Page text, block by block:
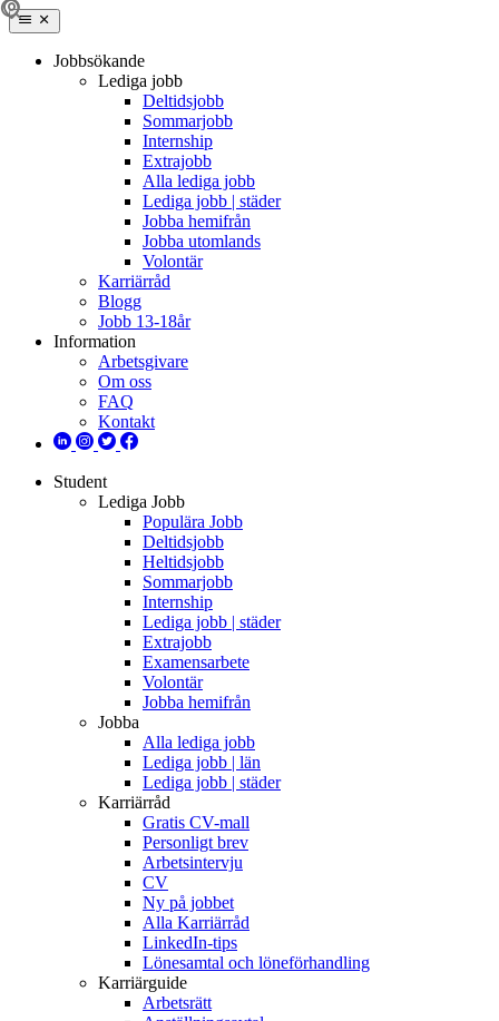
Jobbsökande
Lediga jobb
Deltidsjobb
Sommarjobb
Internship
Extrajobb
Alla lediga jobb
Lediga jobb | städer
Jobba hemifrån
Jobba utomlands
Volontär
Karriärråd
Blogg
Jobb 13-18år
Information
Arbetsgivare
Om oss
FAQ
Kontakt
Student
Lediga Jobb
Populära Jobb
Deltidsjobb
Heltidsjobb
Sommarjobb
Internship
Lediga jobb | städer
Extrajobb
Examensarbete
Volontär
Jobba hemifrån
Jobba
Alla lediga jobb
Lediga jobb | län
Lediga jobb | städer
Karriärråd
Gratis CV-mall
Personligt brev
Arbetsintervju
CV
Ny på jobbet
Alla Karriärråd
LinkedIn-tips
Lönesamtal och löneförhandling
Karriärguide
Arbetsrätt